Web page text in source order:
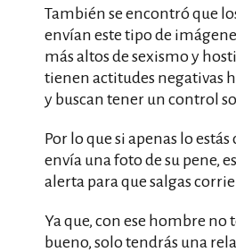
También se encontró que
envían este tipo de
más altos de sexismo y
tienen actitudes negativas
y buscan tener un control
Por lo que si apenas lo
envía una foto de su pene,
alerta para que salgas
Ya que, con ese hombre no
bueno, solo tendrás una